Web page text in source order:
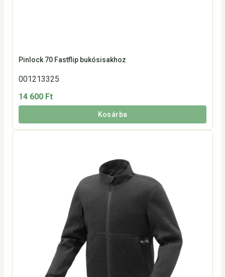
Pinlock 70 Fastflip bukósisakhoz
001213325
14 600 Ft
Kosárba